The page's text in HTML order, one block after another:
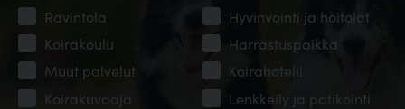
Ravintola
Hyvinvointi ja hoitolat
Koirakoulu
Harrastuspaikka
Muut palvelut
Koirahotelli
Koirakuvaaja
Lenkkeily ja patikointi